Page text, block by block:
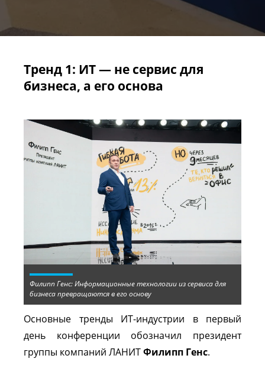
Тренд 1: ИТ — не сервис для
бизнеса, а его основа
Филипп Генс: Информационные технологии из сервиса для
бизнеса превращаются в его основу
Основные тренды ИТ-индустрии в первый
день конференции обозначил президент
группы компаний ЛАНИТФилипп Генс.